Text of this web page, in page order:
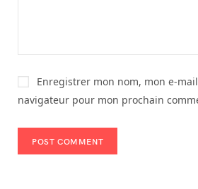
Enregistrer mon nom, mon e-
navigateur pour mon prochain